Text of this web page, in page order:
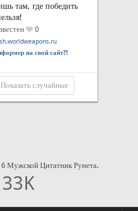
там, где победить
0
на свой сайт?!
Показать случайные
Мужской Цитатник Рунета.
33K